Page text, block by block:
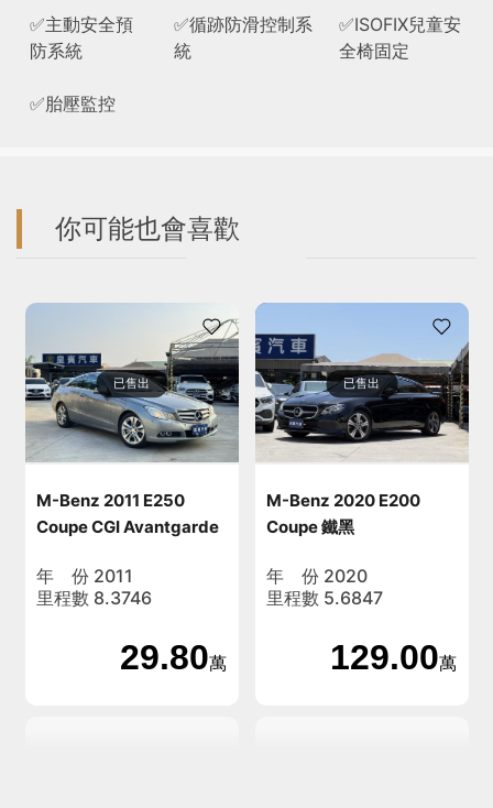
✅主動安全預
防系統
✅循跡防滑控制系
統
✅ISOFIX兒童安
全椅固定
✅胎壓監控
你可能也會喜歡
已售出
M-Benz 2011 E250
Coupe CGI Avantgarde
年 份 2011
里程數 8.3746
29.80萬
已售出
M-Benz 2020 E200
Coupe 鐵黑
年 份 2020
里程數 5.6847
129.00萬